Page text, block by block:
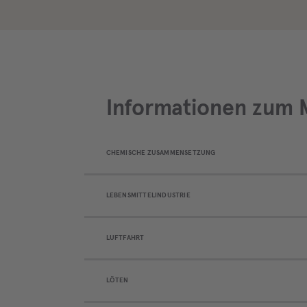
Informationen zum
CHEMISCHE ZUSAMMENSETZUNG
LEBENSMITTELINDUSTRIE
LUFTFAHRT
LÖTEN